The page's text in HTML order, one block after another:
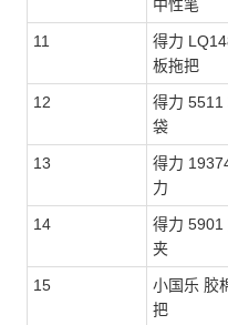
中性笔
11
得力
板拖把
12
得力 5511
袋
13
得力
力
14
得力 5901
夹
15
小国乐 胶
把